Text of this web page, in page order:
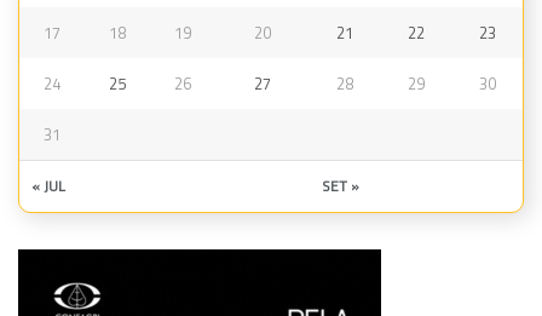
17 18 19 20 21 22 23
24 25 26 27 28 29 30
31
« JUL SET »